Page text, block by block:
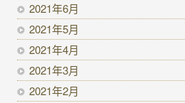
2021年6月
2021年5月
2021年4月
2021年3月
2021年2月